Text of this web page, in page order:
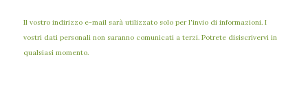
Il vostro indirizzo e-mail sarà utilizzato solo per l'invio di informazioni. I
vostri dati personali non saranno comunicati a terzi. Potrete disiscrivervi in
qualsiasi momento.